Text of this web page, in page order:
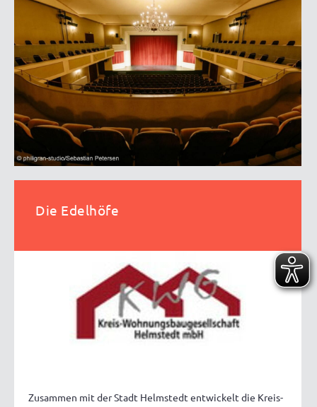
Die Edelhöfe
Zusammen mit der Stadt Helmstedt entwickelt die Kreis-